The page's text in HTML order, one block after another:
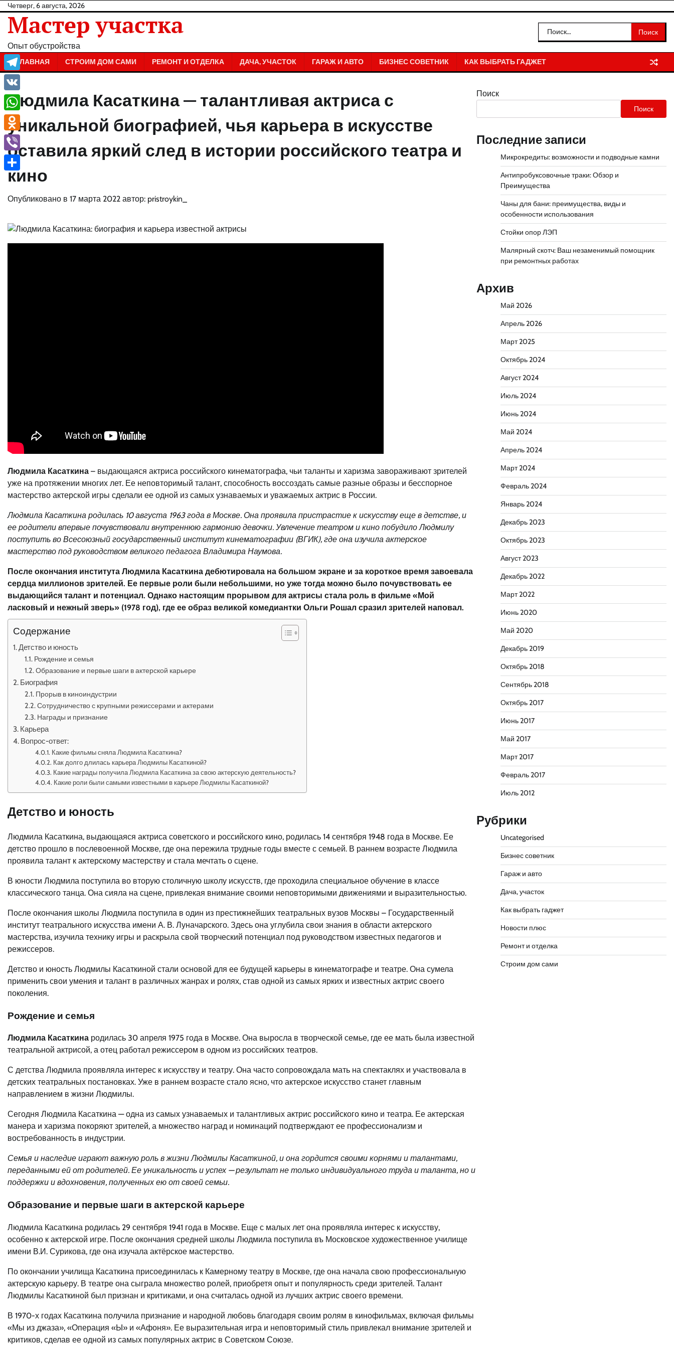
Перейти
содержанию
Четверг, 6 августа, 2026
Мастер участка
Опыт обустройства
Найти:
ГЛАВНАЯ СТРОИМ ДОМ САМИ РЕМОНТ И ОТДЕЛКА ДАЧА, УЧАСТОК ГАРАЖ И АВТО БИЗНЕС СОВЕТНИК КАК ВЫБРАТЬ ГАДЖЕТ
Людмила Касаткина — талантливая актриса с
уникальной биографией, чья карьера в искусстве
оставила яркий след в истории российского театра и
кино
Опубликовано в 17 марта 2022 автор: pristroykin_
Людмила Касаткина – выдающаяся актриса российского кинематографа, чьи таланты и харизма завораживают зрителей
уже на протяжении многих лет. Ее неповторимый талант, способность воссоздать самые разные образы и бесспорное
мастерство актерской игры сделали ее одной из самых узнаваемых и уважаемых актрис в России.
Людмила Касаткина родилась 10 августа 1963 года в Москве. Она проявила пристрастие к искусству еще в детстве, и
ее родители впервые почувствовали внутреннюю гармонию девочки. Увлечение театром и кино побудило Людмилу
поступить во Всесоюзный государственный институт кинематографии (ВГИК), где она изучила актерское
мастерство под руководством великого педагога Владимира Наумова.
После окончания института Людмила Касаткина дебютировала на большом экране и за короткое время завоевала
сердца миллионов зрителей. Ее первые роли были небольшими, но уже тогда можно было почувствовать ее
выдающийся талант и потенциал. Однако настоящим прорывом для актрисы стала роль в фильме «Мой
ласковый и нежный зверь» (1978 год), где ее образ великой комедиантки Ольги Рошал сразил зрителей наповал.
Содержание
Детство и юность
Рождение и семья
Образование и первые шаги в актерской карьере
Биография
Прорыв в киноиндустрии
Сотрудничество с крупными режиссерами и актерами
Награды и признание
Карьера
Вопрос-ответ:
Какие фильмы сняла Людмила Касаткина?
Как долго длилась карьера Людмилы Касаткиной?
Какие награды получила Людмила Касаткина за свою актерскую деятельность?
Какие роли были самыми известными в карьере Людмилы Касаткиной?
Детство и юность
Людмила Касаткина, выдающаяся актриса советского и российского кино, родилась 14 сентября 1948 года в Москве. Ее
детство прошло в послевоенной Москве, где она пережила трудные годы вместе с семьей. В раннем возрасте Людмила
проявила талант к актерскому мастерству и стала мечтать о сцене.
В юности Людмила поступила во вторую столичную школу искусств, где проходила специальное обучение в классе
классического танца. Она сияла на сцене, привлекая внимание своими неповторимыми движениями и выразительностью.
После окончания школы Людмила поступила в один из престижнейших театральных вузов Москвы – Государственный
институт театрального искусства имени А. В. Луначарского. Здесь она углубила свои знания в области актерского
мастерства, изучила технику игры и раскрыла свой творческий потенциал под руководством известных педагогов и
режиссеров.
Детство и юность Людмилы Касаткиной стали основой для ее будущей карьеры в кинематографе и театре. Она сумела
применить свои умения и талант в различных жанрах и ролях, став одной из самых ярких и известных актрис своего
поколения.
Рождение и семья
Людмила Касаткина родилась 30 апреля 1975 года в Москве. Она выросла в творческой семье, где ее мать была известной
театральной актрисой, а отец работал режиссером в одном из российских театров.
С детства Людмила проявляла интерес к искусству и театру. Она часто сопровождала мать на спектаклях и участвовала в
детских театральных постановках. Уже в раннем возрасте стало ясно, что актерское искусство станет главным
направлением в жизни Людмилы.
Сегодня Людмила Касаткина — одна из самых узнаваемых и талантливых актрис российского кино и театра. Ее актерская
манера и харизма покоряют зрителей, а множество наград и номинаций подтверждают ее профессионализм и
востребованность в индустрии.
Семья и наследие играют важную роль в жизни Людмилы Касаткиной, и она гордится своими корнями и талантами,
переданными ей от родителей. Ее уникальность и успех — результат не только индивидуального труда и таланта, но и
поддержки и вдохновения, полученных ею от своей семьи.
Образование и первые шаги в актерской карьере
Людмила Касаткина родилась 29 сентября 1941 года в Москве. Еще с малых лет она проявляла интерес к искусству,
особенно к актерской игре. После окончания средней школы Людмила поступила въ Московское художественное училище
имени В.И. Сурикова, где она изучала актёрское мастерство.
По окончании училища Касаткина присоединилась к Камерному театру в Москве, где она начала свою профессиональную
актерскую карьеру. В театре она сыграла множество ролей, приобретя опыт и популярность среди зрителей. Талант
Людмилы Касаткиной был признан и критиками, и она считалась одной из лучших актрис своего времени.
В 1970-х годах Касаткина получила признание и народной любовь благодаря своим ролям в кинофильмах, включая фильмы
«Мы из джаза», «Операция «Ы» и «Афоня». Ее выразительная игра и неповторимый стиль привлекал внимание зрителей и
критиков, сделав ее одной из самых популярных актрис в Советском Союзе.
Поиск
Поиск
Последние записи
Микрокредиты: возможности и подводные камни
Антипробуксовочные траки: Обзор и
Преимущества
Чаны для бани: преимущества, виды и
особенности использования
Стойки опор ЛЭП
Малярный скотч: Ваш незаменимый помощник
при ремонтных работах
Архив
Май 2026
Апрель 2026
Март 2025
Октябрь 2024
Август 2024
Июль 2024
Июнь 2024
Май 2024
Апрель 2024
Март 2024
Февраль 2024
Январь 2024
Декабрь 2023
Октябрь 2023
Август 2023
Декабрь 2022
Март 2022
Июнь 2020
Май 2020
Декабрь 2019
Октябрь 2018
Сентябрь 2018
Октябрь 2017
Июнь 2017
Май 2017
Март 2017
Февраль 2017
Июль 2012
Рубрики
Uncategorised
Бизнес советник
Гараж и авто
Дача, участок
Как выбрать гаджет
Новости плюс
Ремонт и отделка
Строим дом сами
Telegram
VK
WhatsApp
Odnoklassniki
Viber
Отправить